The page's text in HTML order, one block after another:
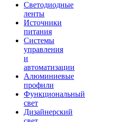
Светодиодные
ленты
Источники
питания
Системы
управления
и
автоматизации
Алюминиевые
профили
Функциональный
свет
Дизайнерский